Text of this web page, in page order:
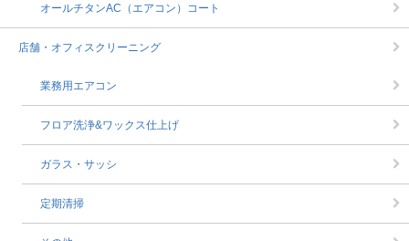
オールチタンAC（エアコン）コート
店舗・オフィスクリーニング
業務用エアコン
フロア洗浄&ワックス仕上げ
ガラス・サッシ
定期清掃